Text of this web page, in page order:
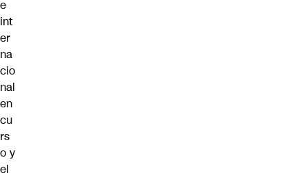
e
int
er
na
cio
nal
en
cu
rs
o y
el